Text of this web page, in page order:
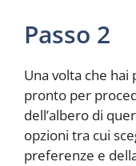
Passo 2
Una volta che
pronto per
dell’albero di
opzioni tra cui
preferenze e